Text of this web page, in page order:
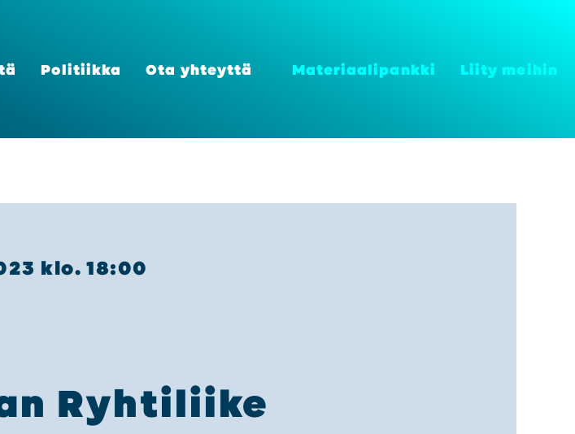
Poli­tiik­ka Ota yhteyt­tä Mate­ri­aa­li­pank­ki Lii­ty mei­hin
klo. 18:00
Ryh­ti­lii­ke